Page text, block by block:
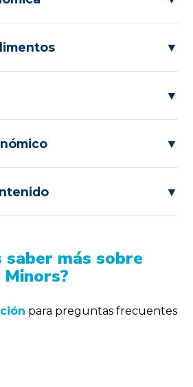
▼
▼
▼
▼
saber más sobre
Minors?
para preguntas frecuentes